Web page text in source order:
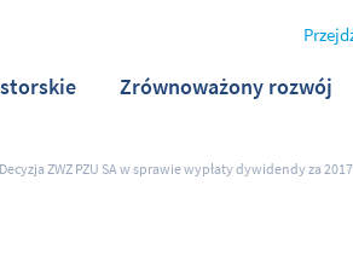
Zrównoważony rozwój
ZWZ PZU SA w sprawie wypłaty dywidendy za